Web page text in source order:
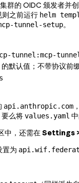
群的 OIDC 颁发者并
之前运行 helm
tunnel-setup。
tunnel:mcp-
的默认值；不带协议前缀
api.anthropic.com
要么将values.yaml
中，还需在Settings
置为